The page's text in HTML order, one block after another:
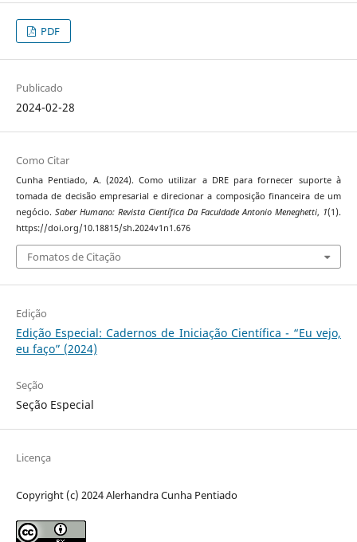
PDF
Publicado
2024-02-28
Como Citar
Cunha Pentiado, A. (2024). Como utilizar a DRE para fornecer suporte à
tomada de decisão empresarial e direcionar a composição financeira de um
negócio. Saber Humano: Revista Científica Da Faculdade Antonio Meneghetti, 1(1).
https://doi.org/10.18815/sh.2024v1n1.676
Fomatos de Citação
Edição
Edição Especial: Cadernos de Iniciação Científica - “Eu vejo,
eu faço” (2024)
Seção
Seção Especial
Licença
Copyright (c) 2024 Alerhandra Cunha Pentiado